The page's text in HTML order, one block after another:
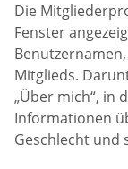
Die
Fenster
Mitglieds.
„Über mich“, in
Informationen
Geschlecht und